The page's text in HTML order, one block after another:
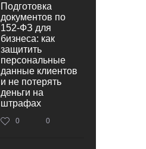
Подготовка
документов по
152‑ФЗ для
бизнеса: как
защитить
персональные
данные клиентов
и не потерять
деньги на
штрафах
0 0